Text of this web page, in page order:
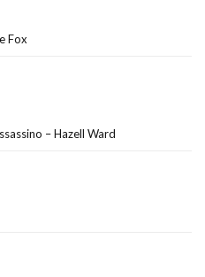
Fox
– Hazell Ward